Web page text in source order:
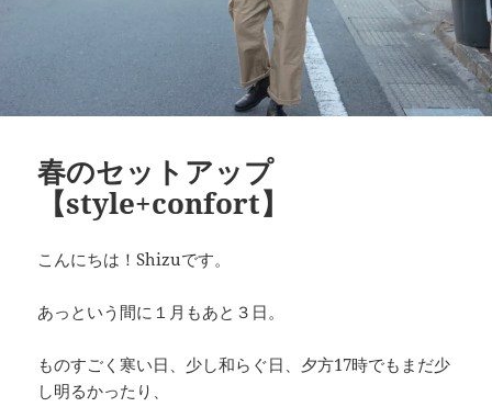
春のセットアップ
【style+confort】
こんにちは！Shizuです。
あっという間に１月もあと３日。
ものすごく寒い日、少し和らぐ日、夕方17時でもまだ少
し明るかったり、